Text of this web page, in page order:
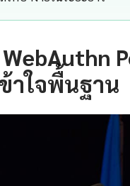
WebAuthn
าใจพื้นฐาน